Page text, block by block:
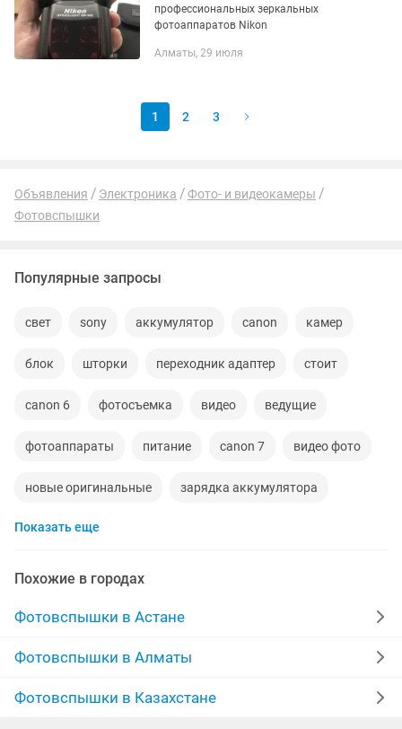
профессиональных зеркальных
фотоаппаратов Nikon
Алматы, 29 июля
1 2 3
Объявления Электроника
Фото- и видеокамеры
Фотовспышки
Популярные запросы
свет sony аккумулятор canon камер
блок шторки переходник адаптер стоит
canon 6 фотосъемка видео ведущие
фотоаппараты питание canon 7 видео фото
новые оригинальные зарядка аккумулятора
pixel iphone 12
книги новые отдам
аккумуляторы iphone аккумулятор айфон
телефон samsung телефон айфон 10
Показать еще
Похожие в городах
Фотовспышки в Астане
Фотовспышки в Алматы
Фотовспышки в Казахстане